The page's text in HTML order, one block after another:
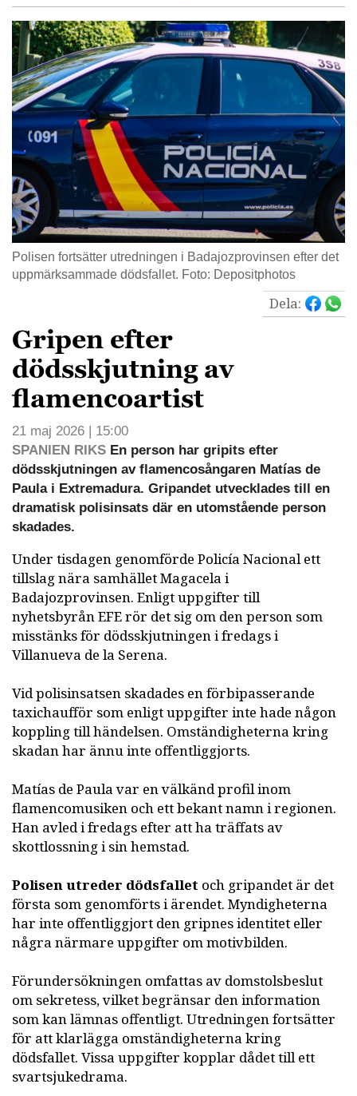
Polisen fortsätter utredningen i Badajozprovinsen efter det
uppmärksammade dödsfallet. Foto: Depositphotos
Dela:
Gripen efter
dödsskjutning av
flamencoartist
21 maj 2026 | 15:00
SPANIEN RIKS En person har gripits efter
dödsskjutningen av flamencosångaren Matías de
Paula i Extremadura. Gripandet utvecklades till en
dramatisk polisinsats där en utomstående person
skadades.
Under tisdagen genomförde Policía Nacional ett
tillslag nära samhället Magacela i
Badajozprovinsen. Enligt uppgifter till
nyhetsbyrån EFE rör det sig om den person som
misstänks för dödsskjutningen i fredags i
Villanueva de la Serena.
Vid polisinsatsen skadades en förbipasserande
taxichaufför som enligt uppgifter inte hade någon
koppling till händelsen. Omständigheterna kring
skadan har ännu inte offentliggjorts.
Matías de Paula var en välkänd profil inom
flamencomusiken och ett bekant namn i regionen.
Han avled i fredags efter att ha träffats av
skottlossning i sin hemstad.
Polisen utreder dödsfallet och gripandet är det
första som genomförts i ärendet. Myndigheterna
har inte offentliggjort den gripnes identitet eller
några närmare uppgifter om motivbilden.
Förundersökningen omfattas av domstolsbeslut
om sekretess, vilket begränsar den information
som kan lämnas offentligt. Utredningen fortsätter
för att klarlägga omständigheterna kring
dödsfallet. Vissa uppgifter kopplar dådet till ett
svartsjukedrama.